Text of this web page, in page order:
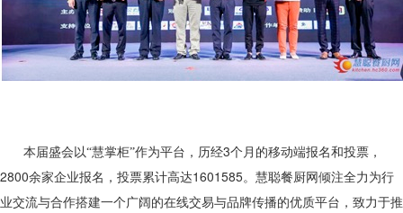
本届盛会以“慧掌柜”作为平台，历经3个月的移动端报名和投票，
2800余家企业报名，投票累计高达1601585。慧聪餐厨网倾注全力为行
业交流与合作搭建一个广阔的在线交易与品牌传播的优质平台，致力于推